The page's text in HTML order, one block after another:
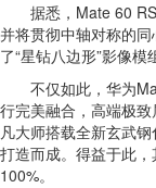
据悉，Mate 60 RS
并将贯彻中轴对称的
了“星钻八边形”影像模
不仅如此，华为
行完美融合，高端极
凡大师搭载全新玄武
打造而成。得益于此
100%。